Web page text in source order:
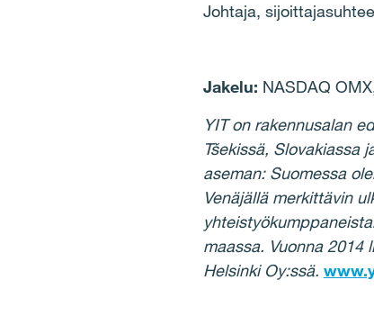
Johtaja,
Jakelu: NASDAQ
YIT on rakennusalan
Tšekissä, Slovakiassa
aseman: Suomessa
Venäjällä merkittävin
maassa. Vuonna 2014
Helsinki Oy:ssä.